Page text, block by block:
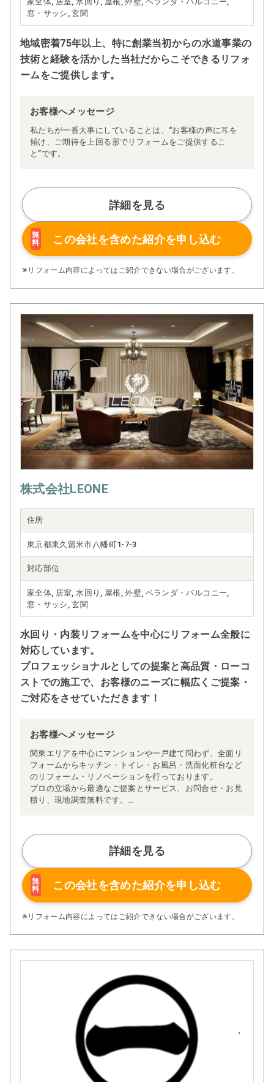
窓・サッシ, 玄関
地域密着75年以上、特に創業当初からの水道事業の
技術と経験を活かした当社だからこそできるリフォ
ームをご提供します。
お客様へメッセージ
私たちが一番大事にしていることは、“お客様の声に耳を
傾け、ご期待を上回る形でリフォームをご提供するこ
と”です。
詳細を見る
無
料
この会社を含めた紹介を申し込む
※リフォーム内容によってはご紹介できない場合がございます。
株式会社LEONE
住所
東京都東久留米市八幡町1-7-3
対応部位
家全体, 居室, 水回り, 屋根, 外壁, ベランダ・バルコニー,
窓・サッシ, 玄関
水回り・内装リフォームを中心にリフォーム全般に
対応しています。
プロフェッショナルとしての提案と高品質・ローコ
ストでの施工で、お客様のニーズに幅広くご提案・
ご対応をさせていただきます！
お客様へメッセージ
関東エリアを中心にマンションや一戸建て問わず、全面リ
フォームからキッチン・トイレ・お風呂・洗面化粧台など
のリフォーム・リノベーションを行っております。
プロの立場から最適なご提案とサービス、お問合せ・お見
積り、現地調査無料です。
詳細を見る
無
料
この会社を含めた紹介を申し込む
※リフォーム内容によってはご紹介できない場合がございます。